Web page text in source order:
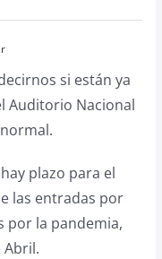
si están ya
Auditorio Nacional
plazo para el
las entradas por
por la pandemia,
Abril.